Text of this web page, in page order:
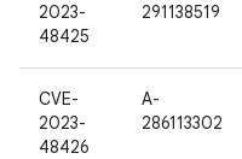
2023-
48425
291138519
CVE-
2023-
48426
A-
286113302